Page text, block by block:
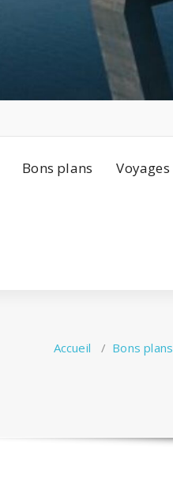
Bons plans Voyages
Accueil / Bons plans